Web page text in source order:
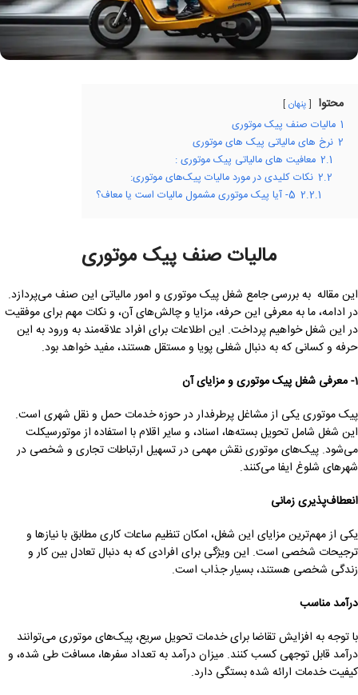
محتوا پنهان
1 مالیات صنف پیک موتوری
2 نرخ های مالیاتی پیک های موتوری
2.1 معافیت های مالیاتی پیک موتوری :
2.2 نکات کلیدی در مورد مالیات پیک‌های موتوری:
2.2.1 5- آیا پیک موتوری مشمول مالیات است یا معاف؟
مالیات صنف پیک موتوری
این مقاله به بررسی جامع شغل پیک موتوری و امور مالیاتی این صنف می‌پردازد.
در ادامه، ما به معرفی این حرفه، مزایا و چالش‌های آن، و نکات مهم برای موفقیت
در این شغل خواهیم پرداخت. این اطلاعات برای افراد علاقه‌مند به ورود به این
حرفه و کسانی که به دنبال شغلی پویا و مستقل هستند، مفید خواهد بود.
1- معرفی شغل پیک موتوری و مزایای آن
پیک موتوری یکی از مشاغل پرطرفدار در حوزه خدمات حمل و نقل شهری است.
این شغل شامل تحویل بسته‌ها، اسناد، و سایر اقلام با استفاده از موتورسیکلت
می‌شود. پیک‌های موتوری نقش مهمی در تسهیل ارتباطات تجاری و شخصی در
شهرهای شلوغ ایفا می‌کنند.
انعطاف‌پذیری زمانی
یکی از مهم‌ترین مزایای این شغل، امکان تنظیم ساعات کاری مطابق با نیازها و
ترجیحات شخصی است. این ویژگی برای افرادی که به دنبال تعادل بین کار و
زندگی شخصی هستند، بسیار جذاب است.
درآمد مناسب
با توجه به افزایش تقاضا برای خدمات تحویل سریع، پیک‌های موتوری می‌توانند
درآمد قابل توجهی کسب کنند. میزان درآمد به تعداد سفرها، مسافت طی شده، و
کیفیت خدمات ارائه شده بستگی دارد.